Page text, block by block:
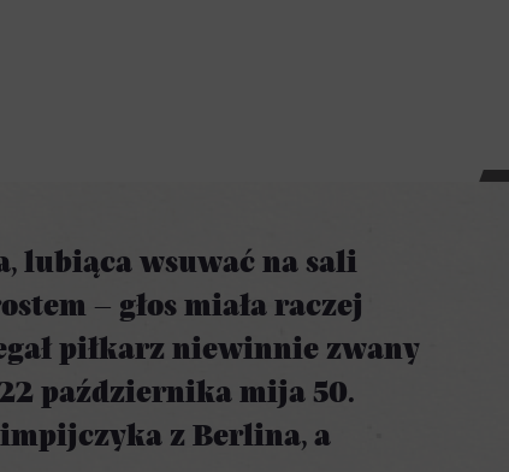
lubiąca wsuwać na sali
– głos miała raczej
piłkarz niewinnie zwany
22 października mija 50.
z Berlina, a